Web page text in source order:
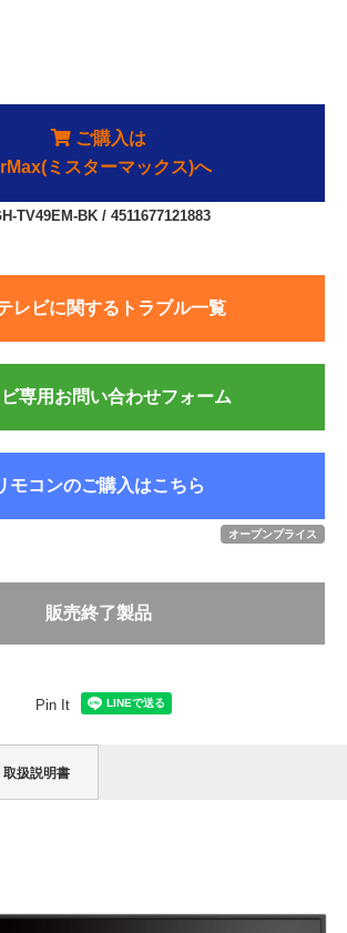
ご購入は
ミスターマックス)へ
TV49EM-BK / 4511677121883
レビに関するトラブル一覧
専用お問い合わせフォーム
モコンのご購入はこちら
オープンプライス
販売終了製品
Pin It
取扱説明書